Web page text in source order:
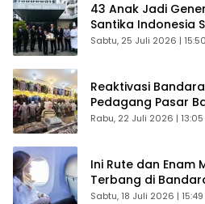
43 Anak Jadi
Santika Indonesia
Sabtu, 25 Juli 2026 | 15:50
Reaktivasi
Pedagang Pasar
Kembali Ekonomi
Rabu, 22 Juli 2026 | 13:05
Ini Rute dan Enam
Terbang di
Sabtu, 18 Juli 2026 | 15:49